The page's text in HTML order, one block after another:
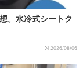
。水冷式シートク
2026/08/06